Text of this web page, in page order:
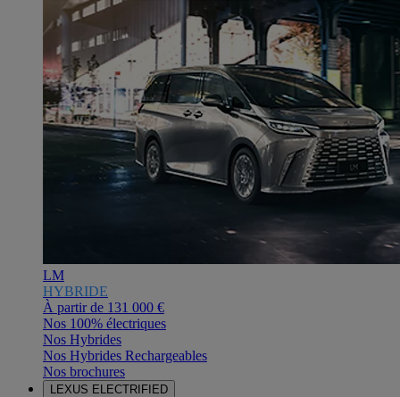
LM
HYBRIDE
À partir de 131 000 €
Nos 100% électriques
Nos Hybrides
Nos Hybrides Rechargeables
Nos brochures
LEXUS ELECTRIFIED